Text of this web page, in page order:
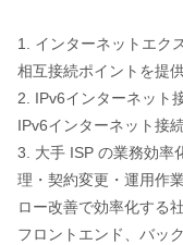
1. インターネットエク
相互接続ポイントを提
2. IPv6インターネット
IPv6インターネット接
3. 大手 ISP の業務効率
理・契約変更・運用作
ロー改善で効率化する
フロントエンド、バッ